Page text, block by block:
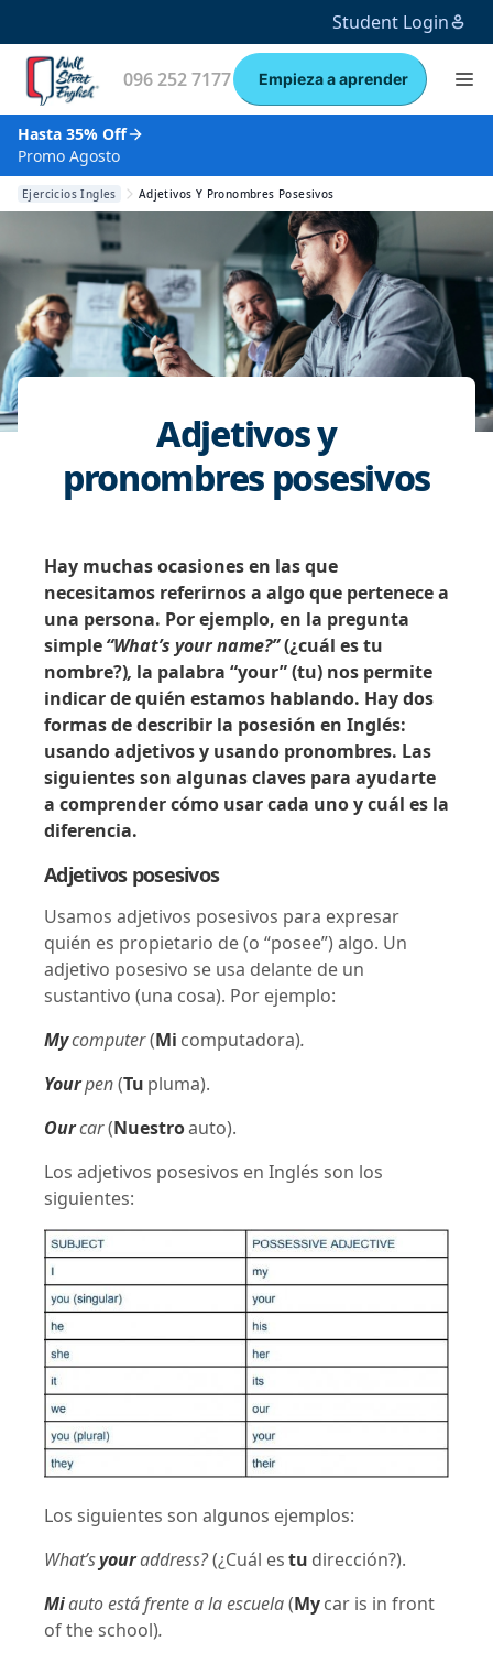
Student Login
096 252 7177 Empieza a aprender
Hasta 35% Off
Promo Agosto
Ejercicios Ingles Adjetivos Y Pronombres Posesivos
Adjetivos y
pronombres posesivos
Hay muchas ocasiones en las que
necesitamos referirnos a algo que pertenece a
una persona. Por ejemplo, en la pregunta
simple“What’s your name?”(¿cuál es tu
nombre?), la palabra “your” (tu) nos permite
indicar de quién estamos hablando. Hay dos
formas de describir la posesión en Inglés:
usando adjetivos y usando pronombres. Las
siguientes son algunas claves para ayudarte
a comprender cómo usar cada uno y cuál es la
diferencia.
Adjetivos posesivos
Usamos adjetivos posesivos para expresar
quién es propietario de (o “posee”) algo. Un
adjetivo posesivo se usa delante de un
sustantivo (una cosa). Por ejemplo:
Mycomputer(Mi computadora).
Yourpen(Tu pluma).
Ourcar(Nuestroauto).
Los adjetivos posesivos en Inglés son los
siguientes:
Los siguientes son algunos ejemplos:
What’syouraddress?(¿Cuál estu dirección?).
Miauto está frente a la escuela(Mycar is in front
of the school).